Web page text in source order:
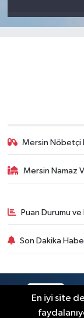
Mersin Nöbetçi
Mersin Namaz
Puan Durumu ve
Son Dakika
En iyi site